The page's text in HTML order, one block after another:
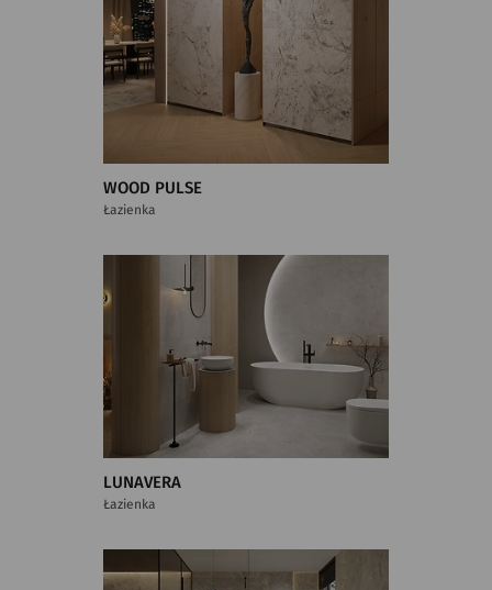
WOOD PULSE
Łazienka
LUNAVERA
Łazienka